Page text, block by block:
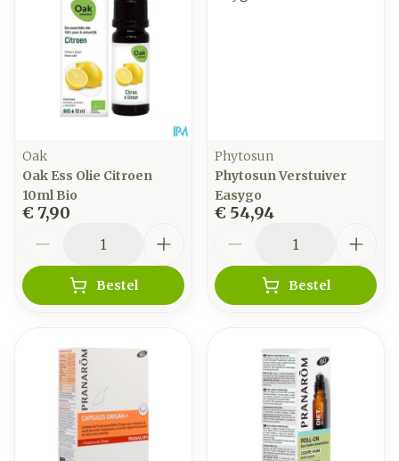
Oak
Oak Ess Olie Citroen
10ml Bio
€ 7,90
Bestel
Phytosun
Phytosun Verstuiver
Easygo
€ 54,94
Bestel